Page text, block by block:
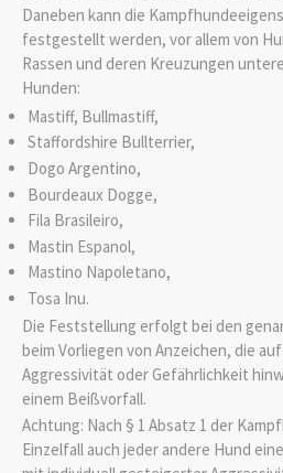
Daneben kann die
festgestellt werden, vor allem von
Rassen und deren Kreuzungen
Hunden:
Mastiff, Bullmastiff,
Staffordshire Bullterrier,
Dogo Argentino,
Bourdeaux Dogge,
Fila Brasileiro,
Mastin Espanol,
Mastino Napoletano,
Tosa Inu.
Die Feststellung erfolgt bei den
beim Vorliegen von Anzeichen, die
Aggressivität oder Gefährlichkeit
einem Beißvorfall.
Achtung: Nach § 1 Absatz 1 der
Einzelfall auch jeder andere Hund